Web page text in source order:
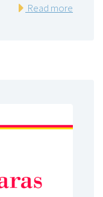
Read more